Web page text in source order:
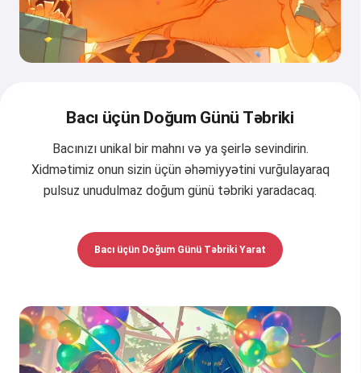
Bacı üçün Doğum Günü Təbriki
Bacınızı unikal bir mahnı və ya şeirlə sevindirin.
Xidmətimiz onun sizin üçün əhəmiyyətini vurğulayaraq
pulsuz unudulmaz doğum günü təbriki yaradacaq.
Bacı üçün Doğum Günü Təbriki Yarat